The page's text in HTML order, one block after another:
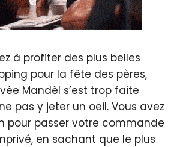
à profiter des plus belles
pour la fête des pères,
Mandèl s’est trop faite
pas y jeter un oeil. Vous avez
pour passer votre commande
en sachant que le plus